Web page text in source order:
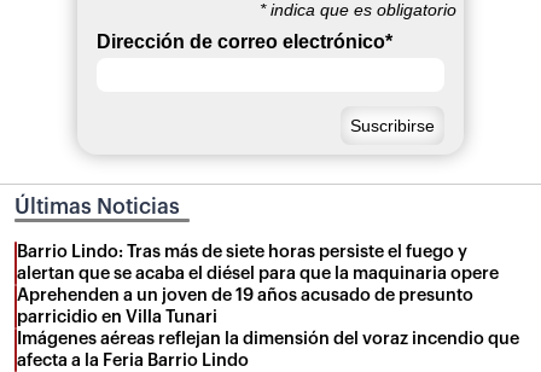
*indica que es obligatorio
Dirección de correo electrónico*
Últimas Noticias
Barrio Lindo: Tras más de siete horas persiste el fuego y
alertan que se acaba el diésel para que la maquinaria opere
Aprehenden a un joven de 19 años acusado de presunto
parricidio en Villa Tunari
Imágenes aéreas reflejan la dimensión del voraz incendio que
afecta a la Feria Barrio Lindo